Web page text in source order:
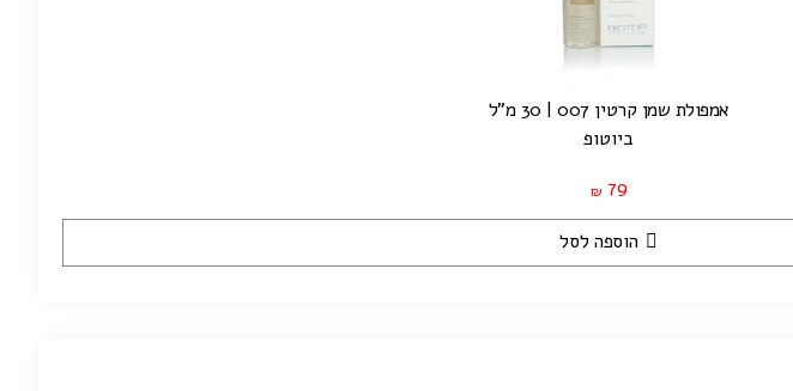
אמפולת שמן קרטין 007 | 30 מ"ל
ביוטופ
₪ 79
הוספה לסל